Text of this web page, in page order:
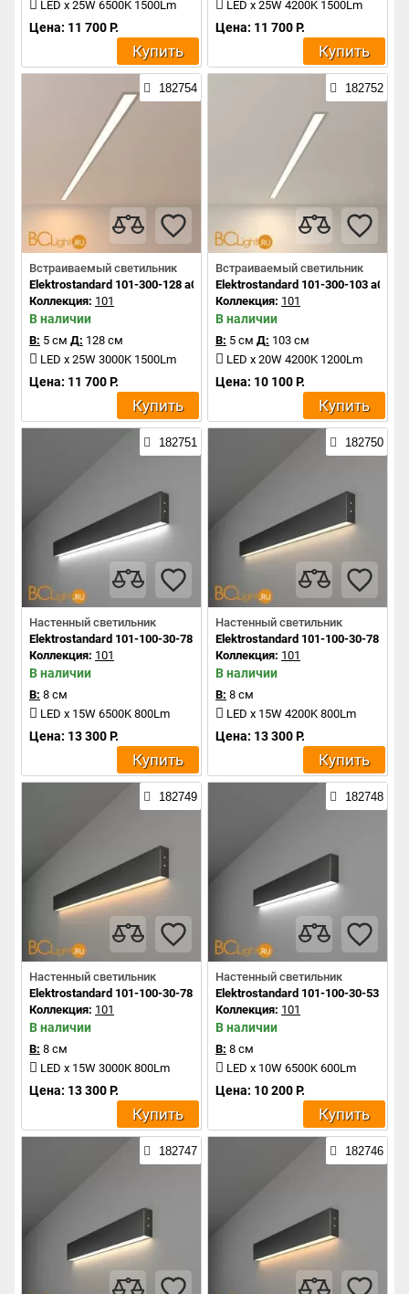
LED x 25W 6500K 1500Lm
Цена: 11 700 Р.
Купить
LED x 25W 4200K 1500Lm
Цена: 11 700 Р.
Купить
182754
Встраиваемый светильник
Elektrostandard 101-300-128 a041459
Коллекция: 101
В наличии
В: 5 см Д: 128 см
LED x 25W 3000K 1500Lm
Цена: 11 700 Р.
Купить
182752
Встраиваемый светильник
Elektrostandard 101-300-103
Коллекция: 101
В наличии
В: 5 см Д: 103 см
LED x 20W 4200K 1200Lm
Цена: 10 100 Р.
Купить
182751
Настенный светильник
Elektrostandard 101-100-30-78 a042941
Коллекция: 101
В наличии
В: 8 см
LED x 15W 6500K 800Lm
Цена: 13 300 Р.
Купить
182750
Настенный светильник
Elektrostandard 101-100-30-78
Коллекция: 101
В наличии
В: 8 см
LED x 15W 4200K 800Lm
Цена: 13 300 Р.
Купить
182749
Настенный светильник
Elektrostandard 101-100-30-78 a042939
Коллекция: 101
В наличии
В: 8 см
LED x 15W 3000K 800Lm
Цена: 13 300 Р.
Купить
182748
Настенный светильник
Elektrostandard 101-100-30-53
Коллекция: 101
В наличии
В: 8 см
LED x 10W 6500K 600Lm
Цена: 10 200 Р.
Купить
182747 182746